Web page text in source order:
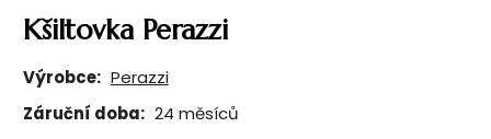
Kšiltovka Perazzi
Výrobce: Perazzi
Záruční doba: 24 měsíců